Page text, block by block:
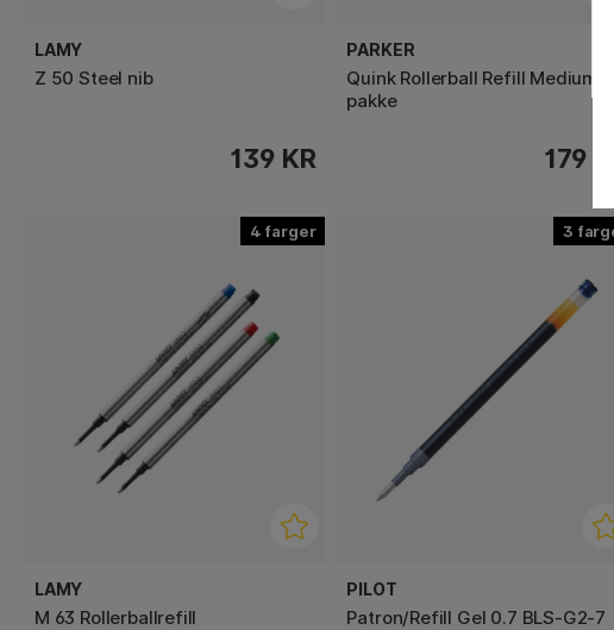
LAMY
Z 50 Steel nib
139 KR
PARKER
Quink Rollerball Refill Medium 2-
pakke
179 KR
4
LAMY
M 63 Rollerballrefill
3
PILOT
Patron/Refill Gel 0.7 BLS-G2-7